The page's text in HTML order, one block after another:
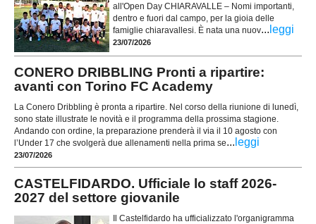
all'Open Day CHIARAVALLE – Nomi importanti,
dentro e fuori dal campo, per la gioia delle
famiglie chiaravallesi. È nata una nuov... leggi
23/07/2026
CONERO DRIBBLING Pronti a ripartire:
avanti con Torino FC Academy
La Conero Dribbling è pronta a ripartire. Nel corso della riunione di lunedì,
sono state illustrate le novità e il programma della prossima stagione.
Andando con ordine, la preparazione prenderà il via il 10 agosto con
l’Under 17 che svolgerà due allenamenti nella prima se... leggi
23/07/2026
CASTELFIDARDO. Ufficiale lo staff 2026-
2027 del settore giovanile
Il Castelfidardo ha ufficializzato l'organigramma